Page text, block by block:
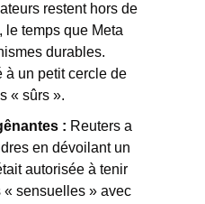
restent hors de
le temps que Meta
durables.
à un petit cercle de
« sûrs ».
: Reuters a
en dévoilant un
autorisée à tenir
sensuelles » avec